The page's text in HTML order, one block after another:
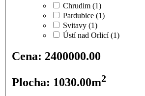
Chrudim (1)
Pardubice (1)
Svitavy (1)
Ústí nad Orlicí(1)
Cena: 2400000.00
Plocha: 1030.00m2